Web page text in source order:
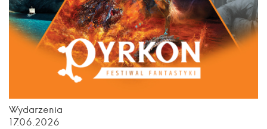
Wydarzenia
17.06.2026